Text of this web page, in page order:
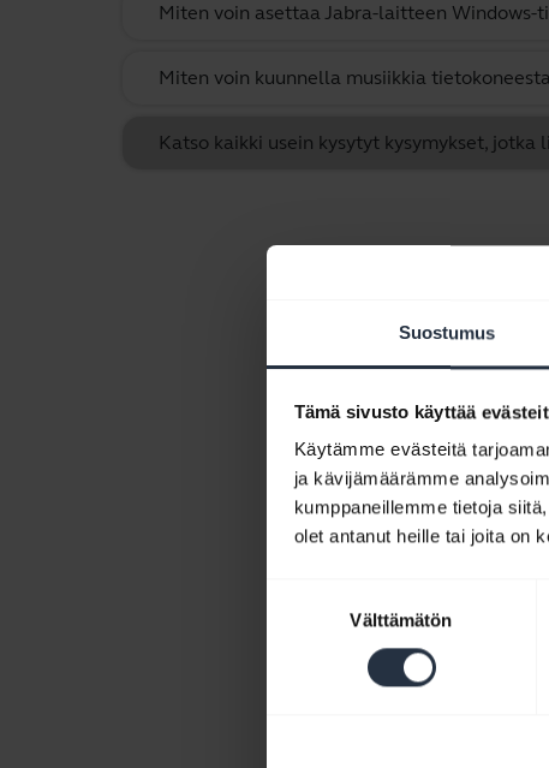
Suostumus
Tämä sivusto käyttää
Käytämme evästeitä
ja kävijämäärämme
kumppaneillemme tietoja
olet antanut heille tai joita on
Välttämätön
Miten voin asettaa Jabra-laitteen
Miten voin kuunnella musiikkia
Katso kaikki usein kysytyt kysymykset,